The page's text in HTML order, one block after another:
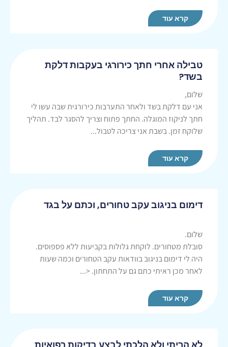
קרא עוד
טבילה אחרי חתך כירורגי בעקבות דלקת
בשד?
שלום,
אני עם דלקת בשד ולאחר התערבות כירורגית שבה עשו לי
חתך לניקוז המוגלה. החתך פתוח וצריך להסגר לבד. תהליך
שלוקח זמן. בשבת אני צריכה לטבול...
קרא עוד
דימום בניגוב עקב טחורים, וכתם על בגד
שלום.
סובלת מטחורים. לוקחת גלולות בקביעות ללא פספוסים.
היה לי דימום בניגוב בוודאות עקב הטחורים וכמה שעות
לאחר מכן ראיתי כתם גם על התחתון. <...
קרא עוד